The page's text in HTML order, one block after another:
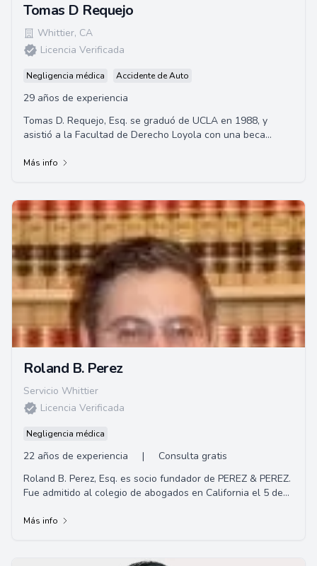
Tomas D Requejo
Whittier, CA
Licencia Verificada
Negligencia médica Accidente de Auto
29 años de experiencia
Tomas D. Requejo, Esq. se graduó de UCLA en 1988, y
asistió a la Facultad de Derecho Loyola con una beca
Más info
Roland B. Perez
Servicio Whittier
Licencia Verificada
Negligencia médica
22 años de experiencia |
Consulta gratis
Roland B. Perez, Esq. es socio fundador de PEREZ & PEREZ.
Fue admitido al colegio de abogados en California el 5 de
Más info